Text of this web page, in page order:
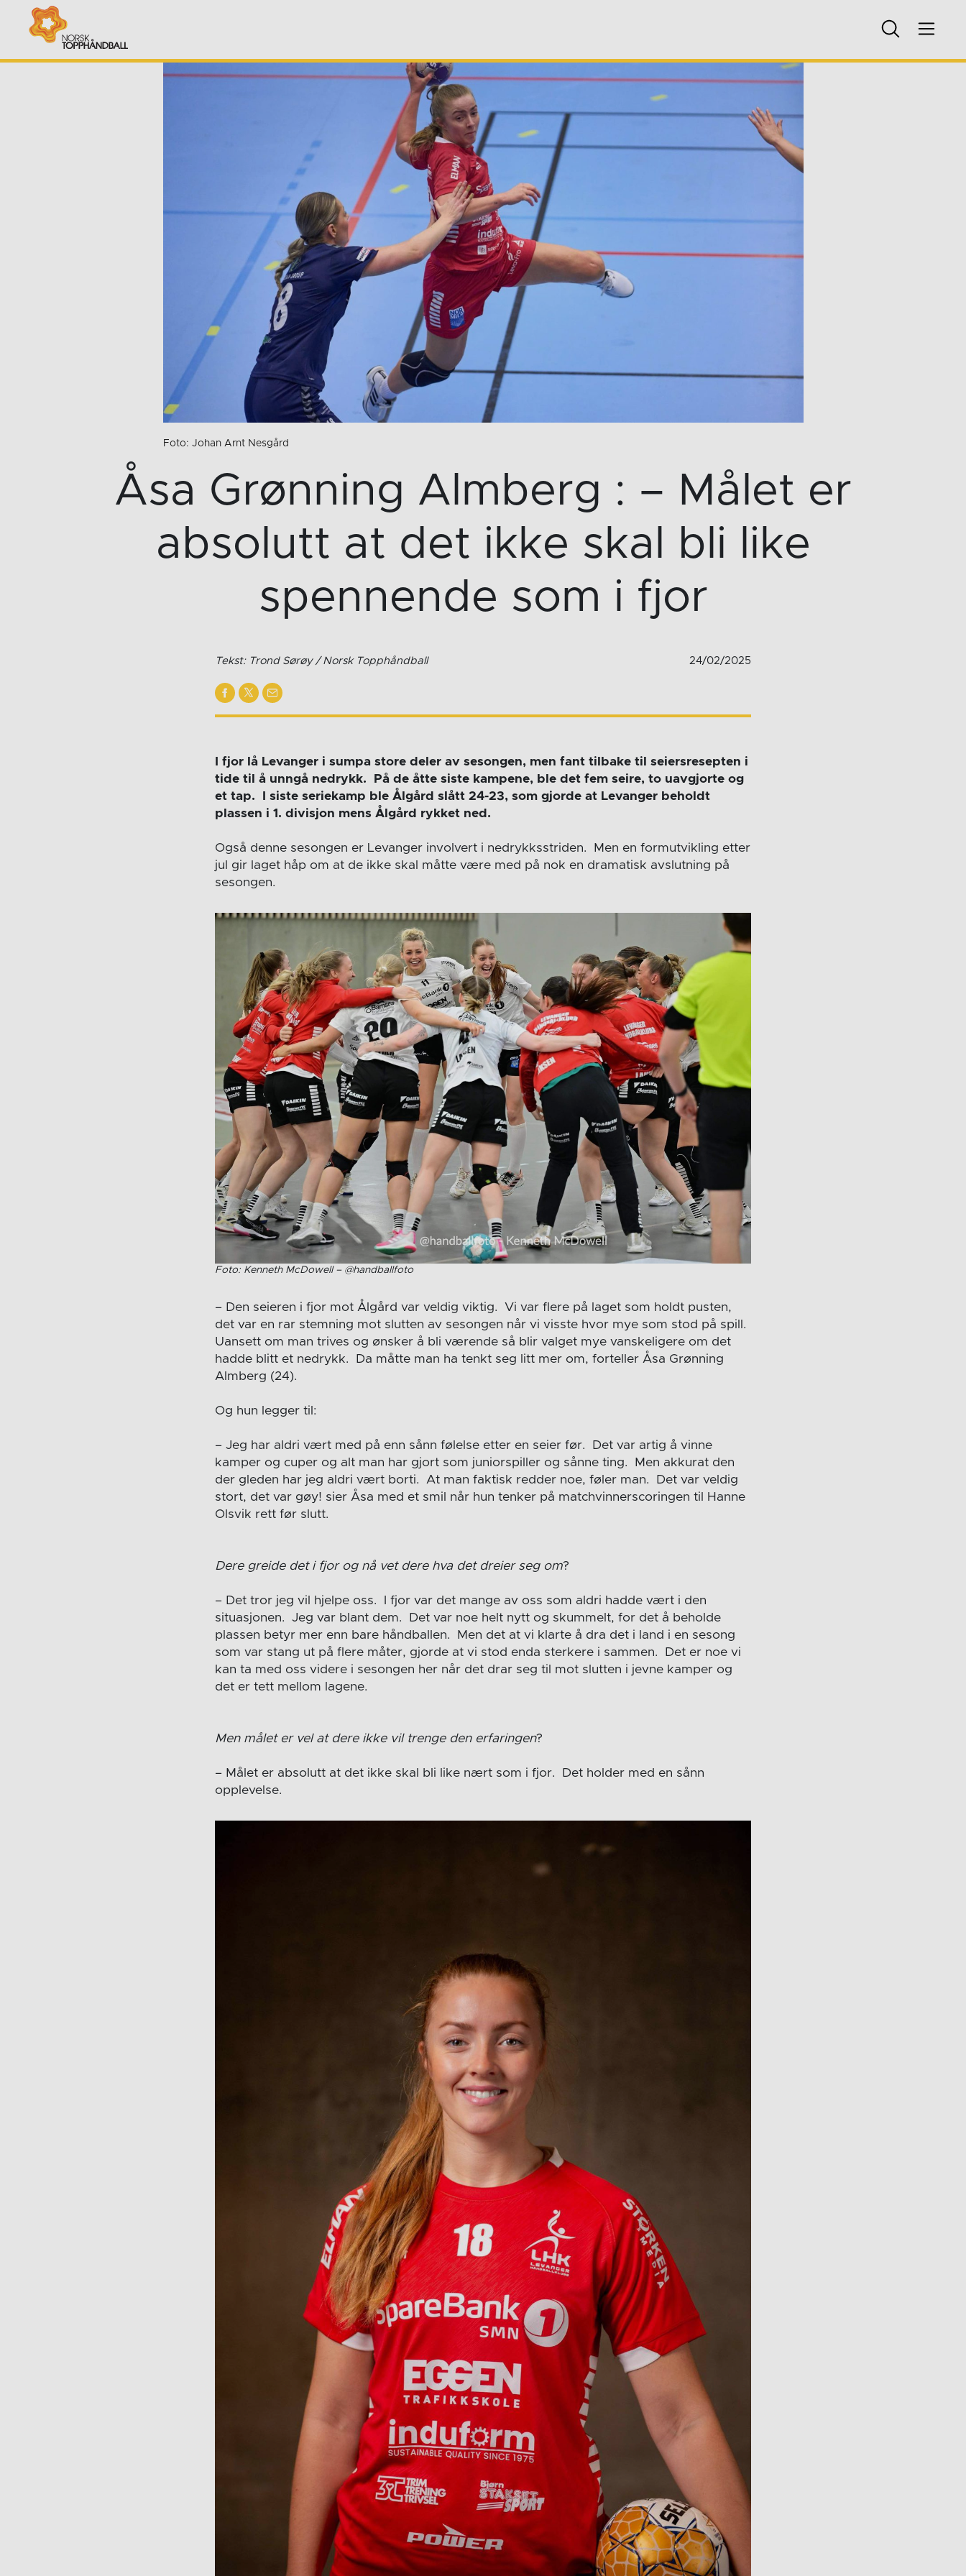
Foto: Johan Arnt Nesgård
Åsa Grønning Almberg : – Målet er
absolutt at det ikke skal bli like
spennende som i fjor
Tekst: Trond Sørøy / Norsk Topphåndball 24/02/2025
I fjor lå Levanger i sumpa store deler av sesongen, men fant tilbake til seiersresepten i
tide til å unngå nedrykk. På de åtte siste kampene, ble det fem seire, to uavgjorte og
et tap. I siste seriekamp ble Ålgård slått 24-23, som gjorde at Levanger beholdt
plassen i 1. divisjon mens Ålgård rykket ned.
Også denne sesongen er Levanger involvert i nedrykksstriden. Men en formutvikling etter
jul gir laget håp om at de ikke skal måtte være med på nok en dramatisk avslutning på
sesongen.
Foto: Kenneth McDowell – @handballfoto
– Den seieren i fjor mot Ålgård var veldig viktig. Vi var flere på laget som holdt pusten,
det var en rar stemning mot slutten av sesongen når vi visste hvor mye som stod på spill.
Uansett om man trives og ønsker å bli værende så blir valget mye vanskeligere om det
hadde blitt et nedrykk. Da måtte man ha tenkt seg litt mer om, forteller Åsa Grønning
Almberg (24).
Og hun legger til:
– Jeg har aldri vært med på enn sånn følelse etter en seier før. Det var artig å vinne
kamper og cuper og alt man har gjort som juniorspiller og sånne ting. Men akkurat den
der gleden har jeg aldri vært borti. At man faktisk redder noe, føler man. Det var veldig
stort, det var gøy! sier Åsa med et smil når hun tenker på matchvinnerscoringen til Hanne
Olsvik rett før slutt.
Dere greide det i fjor og nå vet dere hva det dreier seg om?
– Det tror jeg vil hjelpe oss. I fjor var det mange av oss som aldri hadde vært i den
situasjonen. Jeg var blant dem. Det var noe helt nytt og skummelt, for det å beholde
plassen betyr mer enn bare håndballen. Men det at vi klarte å dra det i land i en sesong
som var stang ut på flere måter, gjorde at vi stod enda sterkere i sammen. Det er noe vi
kan ta med oss videre i sesongen her når det drar seg til mot slutten i jevne kamper og
det er tett mellom lagene.
Men målet er vel at dere ikke vil trenge den erfaringen?
– Målet er absolutt at det ikke skal bli like nært som i fjor. Det holder med en sånn
opplevelse.